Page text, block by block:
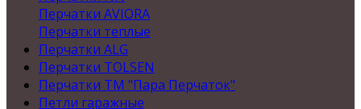
Перчатки AVIORA
Перчатки теплые
Перчатки ALG
Перчатки TOLSEN
Перчатки ТМ "Пара Перчаток"
Петли гаражные